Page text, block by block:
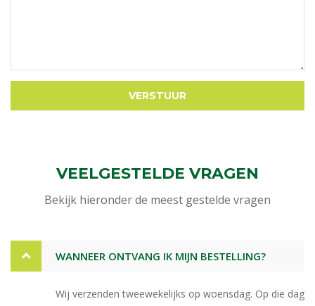
VEELGESTELDE VRAGEN
Bekijk hieronder de meest gestelde vragen
WANNEER ONTVANG IK MIJN BESTELLING?
Wij verzenden tweewekelijks op woensdag. Op die dag